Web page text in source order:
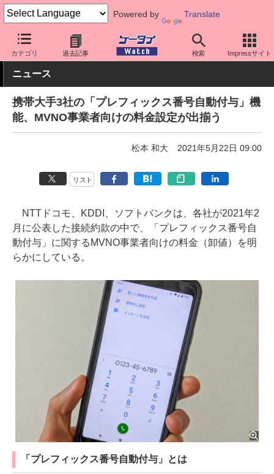
Powered by Translate
カテゴリ 過去記事 検索 Impressサイト
ケータイ Watch 格安スマホ/格安SIM 格安SIM/MVNO
ニュース
携帯大手3社の「プレフィックス番号自動付与」機
能、MVNO事業者向けの料金設定が出揃う
松本 和大 2021年5月22日 09:00
リスト
NTTドコモ、KDDI、ソフトバンクは、各社が2021年2
月に公表した接続約款の中で、「プレフィックス番号自
動付与」に関するMVNO事業者向けの料金（卸値）を明
らかにしている。
「プレフィックス番号自動付与」とは